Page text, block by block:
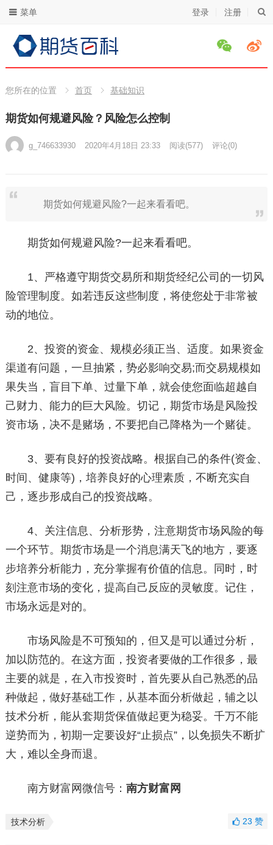
登录 注册
菜单
您所在的位置 首页 基础知识
期货如何规避风险？风险怎么控制
g_746633930 2020年4月18日 23:33 阅读(577) 评论(0)
期货如何规避风险?一起来看看吧。
期货如何规避风险?一起来看看吧。
1、严格遵守期货交易所和期货经纪公司的一切风
险管理制度。如若违反这些制度，将使您处于非常被
动的地位。
2、投资的资金、规模必须正当、适度。如果资金
渠道有问题，一旦抽紧，势必影响交易;而交易规模如
果失当，盲目下单、过量下单，就会使您面临超越自
己财力、能力的巨大风险。切记，期货市场是风险投
资市场，决不是赌场，不要把自己降格为一个赌徒。
3、要有良好的投资战略。根据自己的条件(资金、
时间、健康等)，培养良好的心理素质，不断充实自
己，逐步形成自己的投资战略。
4、关注信息、分析形势，注意期货市场风险的每
一个环节。期货市场是一个消息满天飞的地方，要逐
步培养分析能力，充分掌握有价值的信息。同时，时
刻注意市场的变化，提高自己反应的灵敏度。记住，
市场永远是对的。
市场风险是不可预知的，但又是可以通过分析，
加以防范的。在这方面，投资者要做的工作很多，最
主要的就是，在入市投资时，首先要从自己熟悉的品
种做起，做好基础工作，从基本面分析做起，辅之以
技术分析，能从套期货保值做起更为稳妥。千万不能
逆势而为，初期一定要设好“止损点”，以免损失不断扩
大，难以全身而退。
南方财富网微信号： 南方财富网
技术分析 23赞